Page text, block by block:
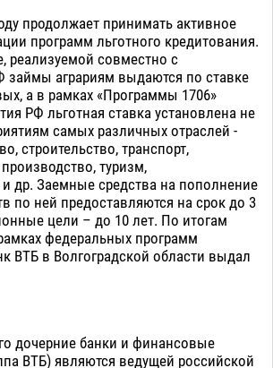
продолжает принимать активное
программ льготного кредитования.
реализуемой совместно с
аграриям выдаются по ставке
а в рамках «Программы 1706»
РФ льготная ставка установлена не
самых различных отраслей -
строительство, транспорт,
туризм,
др. Заемные средства на пополнение
по ней предоставляются на срок до 3
цели – до 10 лет. По итогам
федеральных программ
ВТБ в Волгоградской области выдал
дочерние банки и финансовые
ВТБ) являются ведущей российской